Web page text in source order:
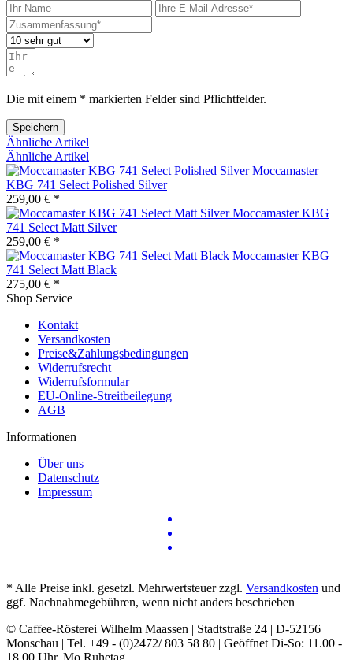
Die mit einem * markierten Felder sind Pflichtfelder.
Speichern
Ähnliche Artikel
Ähnliche Artikel
Moccamaster
KBG 741 Select Polished Silver
259,00 € *
Moccamaster KBG
741 Select Matt Silver
259,00 € *
Moccamaster KBG
741 Select Matt Black
275,00 € *
Shop Service
Kontakt
Versandkosten
Preise&Zahlungsbedingungen
Widerrufsrecht
Widerrufsformular
EU-Online-Streitbeilegung
AGB
Informationen
Über uns
Datenschutz
Impressum
* Alle Preise inkl. gesetzl. Mehrwertsteuer zzgl. Versandkosten und
ggf. Nachnahmegebühren, wenn nicht anders beschrieben
© Caffee-Rösterei Wilhelm Maassen | Stadtstraße 24 | D-52156
Monschau | Tel. +49 - (0)2472/ 803 58 80 | Geöffnet Di-So: 11.00 -
18.00 Uhr, Mo Ruhetag